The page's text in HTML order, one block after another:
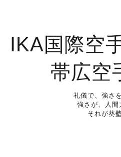
IKA国際空
帯広空
礼儀で、強さ
強さが、人間
それが葵